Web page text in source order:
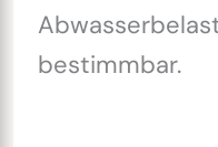
bestimmbar.